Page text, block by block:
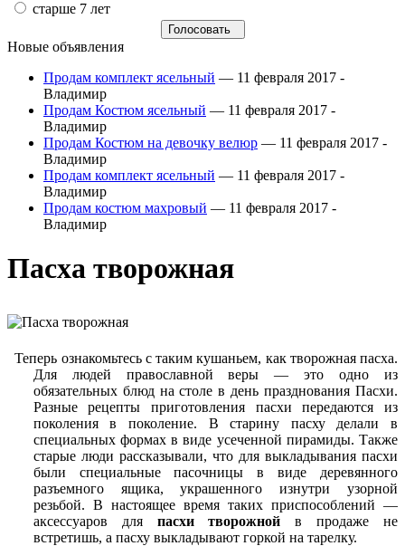
старше 7 лет
Новые объявления
Продам комплект ясельный — 11 февраля 2017 -
Владимир
Продам Костюм ясельный — 11 февраля 2017 -
Владимир
Продам Костюм на девочку велюр — 11 февраля 2017 -
Владимир
Продам комплект ясельный — 11 февраля 2017 -
Владимир
Продам костюм махровый — 11 февраля 2017 -
Владимир
Пасха творожная
Теперь ознакомьтесь с таким кушаньем, как творожная пасха.
Для людей православной веры — это одно из
обязательных блюд на столе в день празднования Пасхи.
Разные рецепты приготовления пасхи передаются из
поколения в поколение. В старину пасху делали в
специальных формах в виде усеченной пирамиды. Также
старые люди рассказывали, что для выкладывания пасхи
были специальные пасочницы в виде деревянного
разъемного ящика, украшенного изнутри узорной
резьбой. В настоящее время таких приспособлений —
аксессуаров для пасхи творожной в продаже не
встретишь, а пасху выкладывают горкой на тарелку.